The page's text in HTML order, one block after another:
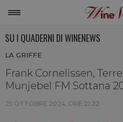
NON SOLO
SU I QUADERNI DI WINENEWS
LA GRIFFE
Frank Cornelissen,
Munjebel FM Sottana
25 OTTOBRE 2024, ORE 21:32